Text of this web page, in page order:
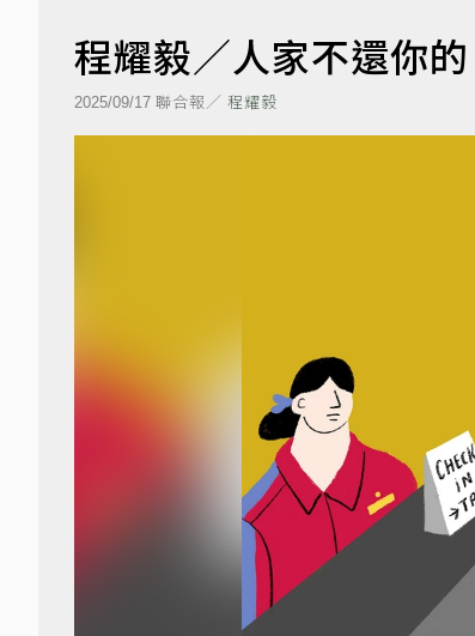
程耀毅／人家不還你的
2025/09/17 聯合報／ 程耀毅